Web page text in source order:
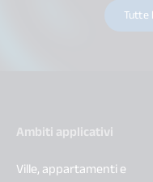
Tutte
Ambiti applicativi
Ville, appartamenti e